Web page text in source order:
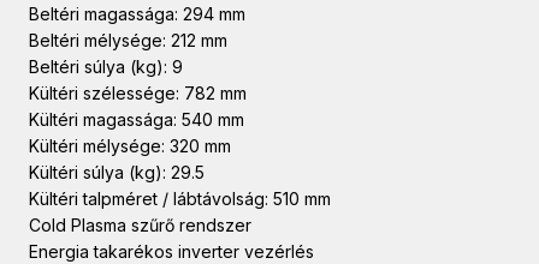
Beltéri magassága: 294 mm
Beltéri mélysége: 212 mm
Beltéri súlya (kg): 9
Kültéri szélessége: 782 mm
Kültéri magassága: 540 mm
Kültéri mélysége: 320 mm
Kültéri súlya (kg): 29.5
Kültéri talpméret / lábtávolság: 510 mm
Cold Plasma szűrő rendszer
Energia takarékos inverter vezérlés